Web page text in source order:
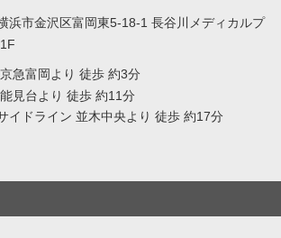
浜市金沢区富岡東5-18-1 長谷川メディカルプ
急富岡より 徒歩 約3分
見台より 徒歩 約11分
イドライン 並木中央より 徒歩 約17分